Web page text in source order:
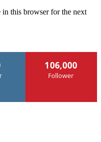
in this browser for the next
106,000
Follower